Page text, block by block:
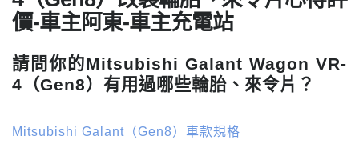
價-車主阿東-車主充電站
請問你的Mitsubishi Galant Wagon VR-
4（Gen8）有用過哪些輪胎、來令片？
Mitsubishi Galant（Gen8）車款規格